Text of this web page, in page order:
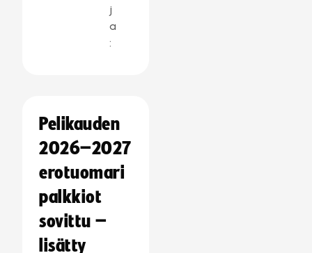
j
a
:
Pelikauden
2026–2027
erotuomari
palkkiot
sovittu –
lisätty